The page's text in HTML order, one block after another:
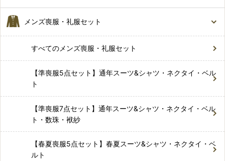
メンズ喪服・礼服セット
すべてのメンズ喪服・礼服セット
【準喪服5点セット】通年スーツ&シャツ・ネクタイ・ベル
ト
【準喪服7点セット】通年スーツ&シャツ・ネクタイ・ベル
ト・数珠・袱紗
【春夏喪服5点セット】春夏スーツ&シャツ・ネクタイ・ベ
ルト